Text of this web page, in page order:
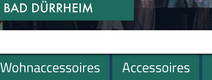
Wohnaccessoires Accessoires